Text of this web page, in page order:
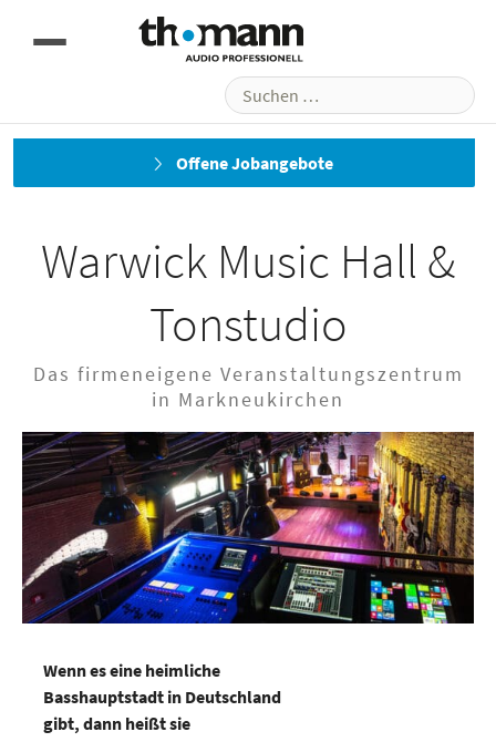
Offene Jobangebote
Vorheriges Nächstes
Warwick Music Hall &
Tonstudio
Das firmeneigene Veranstaltungszentrum
in Markneukirchen
Wenn es eine heimliche
Basshauptstadt in Deutschland
gibt, dann heißt sie